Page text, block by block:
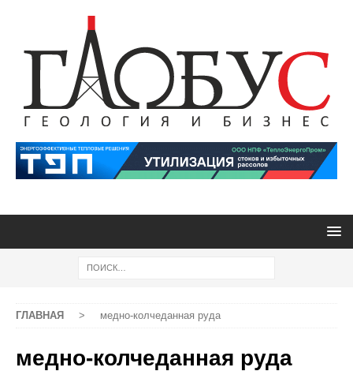
ГЛАВНАЯ > медно-колчеданная руда
медно-колчеданная руда